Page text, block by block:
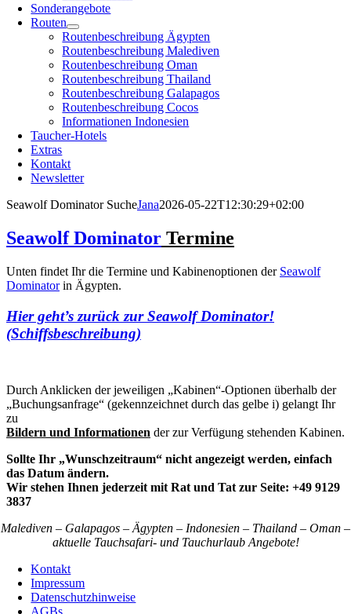
Sonderangebote
Routen
Routenbeschreibung Ägypten
Routenbeschreibung Malediven
Routenbeschreibung Oman
Routenbeschreibung Thailand
Routenbeschreibung Galapagos
Routenbeschreibung Cocos
Informationen Indonesien
Taucher-Hotels
Extras
Kontakt
Newsletter
Seawolf Dominator SucheJana2026-05-22T12:30:29+02:00
Seawolf Dominator Termine
Unten findet Ihr die Termine und Kabinenoptionen der Seawolf
Dominatorin Ägypten.
Hier geht’s zurück zur Seawolf Dominator!
(Schiffsbeschreibung)
Durch Anklicken der jeweiligen „Kabinen“-Optionen überhalb der
„Buchungsanfrage“ (gekennzeichnet durch das gelbe i) gelangt Ihr
zu
Bildern und Informationen der zur Verfügung stehenden Kabinen.
Sollte Ihr „Wunschzeitraum“ nicht angezeigt werden, einfach
das Datum ändern.
Wir stehen Ihnen jederzeit mit Rat und Tat zur Seite: +49 9129
3837
Malediven – Galapagos – Ägypten – Indonesien – Thailand – Oman –
aktuelle Tauchsafari- und Tauchurlaub Angebote!
Kontakt
Impressum
Datenschutzhinweise